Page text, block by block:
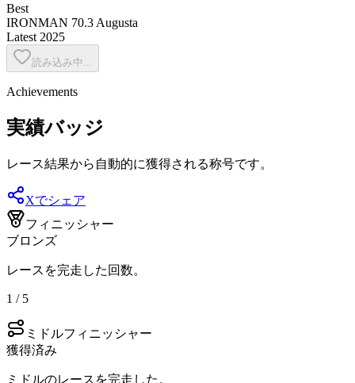
Best
IRONMAN 70.3 Augusta
Latest 2025
読み込み中...
Achievements
実績バッジ
レース結果から自動的に獲得される称号です。
Xでシェア
フィニッシャー
ブロンズ
レースを完走した回数。
1 / 5
ミドルフィニッシャー
獲得済み
ミドルのレースを完走した。